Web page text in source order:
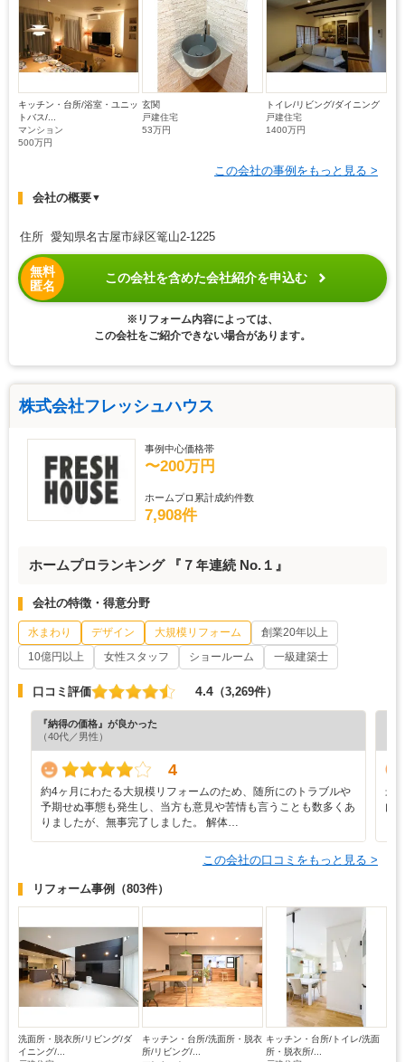
キッチン・台所/浴室・ユニッ
トバス/...
マンション
500万円
玄関
戸建住宅
53万円
トイレ/リビング/ダイニング
戸建住宅
1400万円
この会社の事例をもっと見る >
会社の概要▼
住所 愛知県名古屋市緑区篭山2-1225
無料
匿名
この会社を含めた会社紹介を申込む
※リフォーム内容によっては、
この会社をご紹介できない場合があります。
株式会社フレッシュハウス
事例中心価格帯
〜200万円
ホームプロ累計成約件数
7,908件
ホームプロランキング 『７年連続 No.１』
会社の特徴・得意分野
水まわり デザイン 大規模リフォーム
創業20年以上
10億円以上
女性スタッフ ショールーム 一級建築士
口コミ評価 4.4 （3,269件）
『納得の価格』が良かった
（40代／男性）
4
約4ヶ月にわたる大規模リフォームのため、随所にのトラブルや
予期せぬ事態も発生し、当方も意見や苦情も言うことも数多くあ
りましたが、無事完了しました。 解体…
最
内
この会社の口コミをもっと見る >
リフォーム事例 （803件）
洗面所・脱衣所/リビング/ダ
イニング/...
キッチン・台所/洗面所・脱衣
所/リビング/...
キッチン・台所/トイレ/洗面
所・脱衣所/...